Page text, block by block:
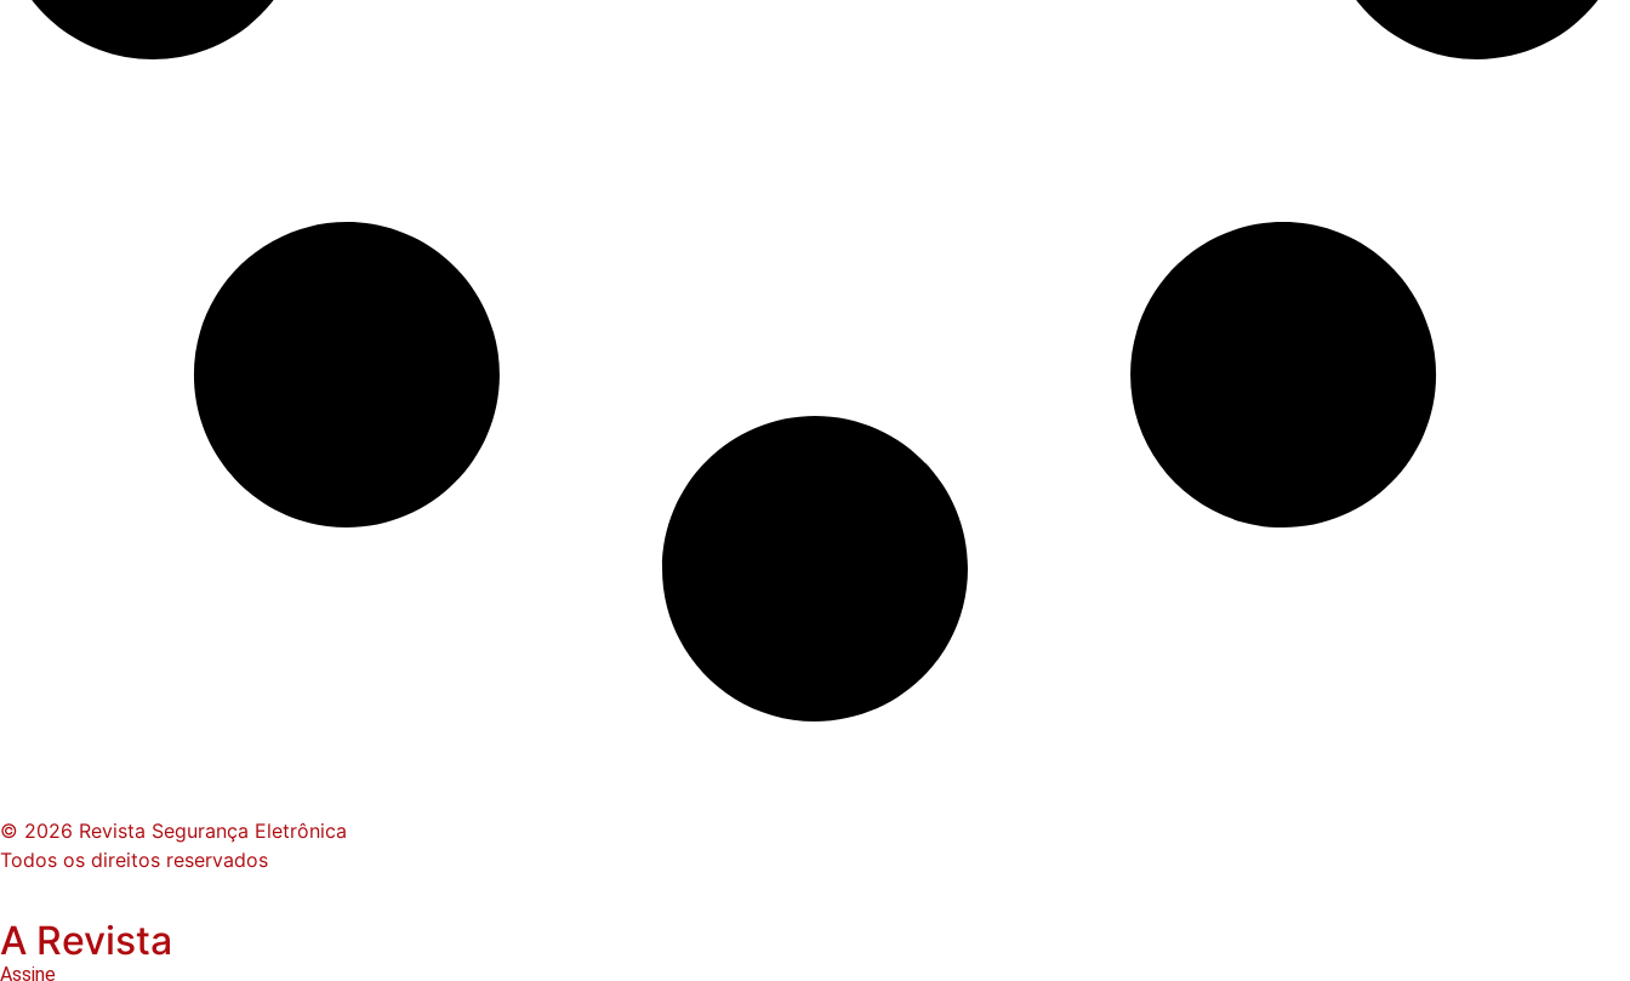
© 2026 Revista Segurança Eletrônica
Todos os direitos reservados
A Revista
Assine